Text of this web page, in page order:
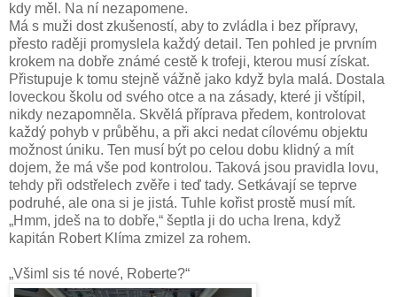
kdy měl. Na ní nezapomene.
Má s muži dost zkušeností, aby to zvládla i bez přípravy,
přesto raději promyslela každý detail. Ten pohled je prvním
krokem na dobře známé cestě k trofeji, kterou musí získat.
Přistupuje k tomu stejně vážně jako když byla malá. Dostala
loveckou školu od svého otce a na zásady, které ji vštípil,
nikdy nezapomněla. Skvělá příprava předem, kontrolovat
každý pohyb v průběhu, a při akci nedat cílovému objektu
možnost úniku. Ten musí být po celou dobu klidný a mít
dojem, že má vše pod kontrolou. Taková jsou pravidla lovu,
tehdy při odstřelech zvěře i teď tady. Setkávají se teprve
podruhé, ale ona si je jistá. Tuhle kořist prostě musí mít.
„Hmm, jdeš na to dobře,“ šeptla ji do ucha Irena, když
kapitán Robert Klíma zmizel za rohem.
„Všiml sis té nové, Roberte?“